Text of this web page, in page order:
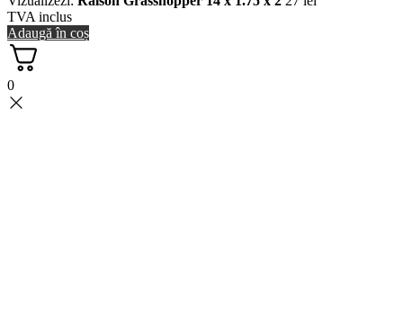
TVA inclus
Adaugă în coș
0